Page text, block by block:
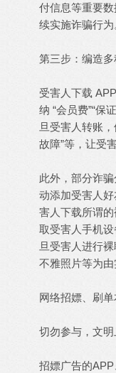
付信息等重要
续实施诈骗行为
第三步：编造
受害人下载
纳 “会员费”“保
旦受害人转账
故障”等，让受
此外，部分诈
动添加受害人好
害人下载所谓的
取受害人手机
旦 受害人进行
不雅照片等为
网络招嫖、刷
切勿参与，文明
招嫖广告的